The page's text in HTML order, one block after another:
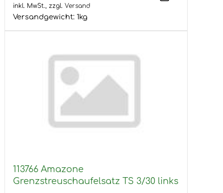
inkl. MwSt., zzgl. Versand
Versandgewicht: 1kg
113766 Amazone
Grenzstreuschaufelsatz TS 3/30 links